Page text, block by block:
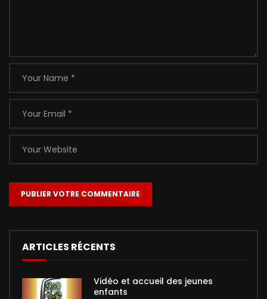
ARTICLES RÉCENTS
Vidéo et accueil des jeunes
enfants